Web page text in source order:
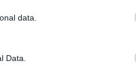
data.
Data.